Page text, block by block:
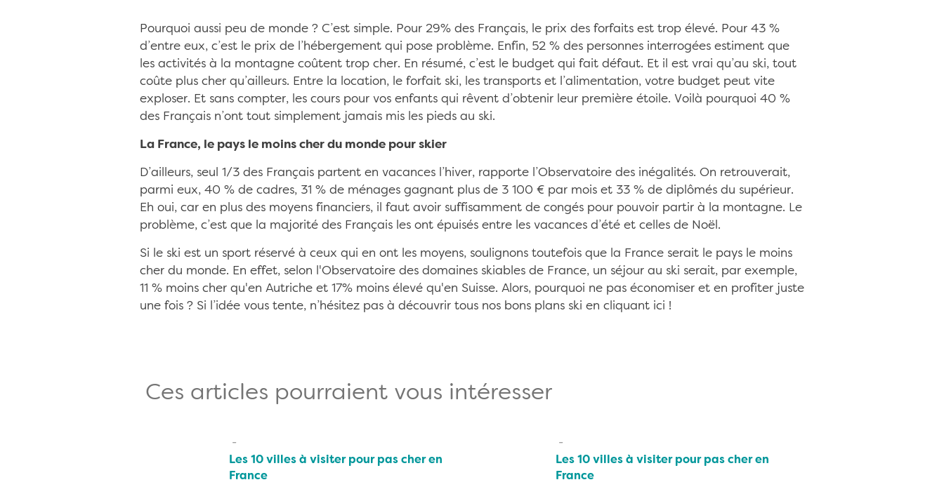
Pourquoi aussi peu de monde ? C’est simple. Pour 29% des Français, le prix des forfaits est trop élevé. Pour 43 %
d’entre eux, c’est le prix de l’hébergement qui pose problème. Enfin, 52 % des personnes interrogées estiment que
les activités à la montagne coûtent trop cher. En résumé, c’est le budget qui fait défaut. Et il est vrai qu’au ski, tout
coûte plus cher qu’ailleurs. Entre la location, le forfait ski, les transports et l’alimentation, votre budget peut vite
exploser. Et sans compter, les cours pour vos enfants qui rêvent d’obtenir leur première étoile. Voilà pourquoi 40 %
des Français n’ont tout simplement jamais mis les pieds au ski.
La France, le pays le moins cher du monde pour skier
D’ailleurs, seul 1/3 des Français partent en vacances l’hiver, rapporte l’Observatoire des inégalités. On retrouverait,
parmi eux, 40 % de cadres, 31 % de ménages gagnant plus de 3 100 € par mois et 33 % de diplômés du supérieur.
Eh oui, car en plus des moyens financiers, il faut avoir suffisamment de congés pour pouvoir partir à la montagne. Le
problème, c’est que la majorité des Français les ont épuisés entre les vacances d’été et celles de Noël.
Si le ski est un sport réservé à ceux qui en ont les moyens, soulignons toutefois que la France serait le pays le moins
cher du monde. En effet, selon l'Observatoire des domaines skiables de France, un séjour au ski serait, par exemple,
11 % moins cher qu'en Autriche et 17% moins élevé qu'en Suisse. Alors, pourquoi ne pas économiser et en profiter juste
une fois ? Si l’idée vous tente, n’hésitez pas à découvrir tous nos bons plans ski en cliquant ici !
Ces articles pourraient vous intéresser
Les 10 villes à visiter pour pas cher en
France
Les 10 villes à visiter pour pas cher en
France